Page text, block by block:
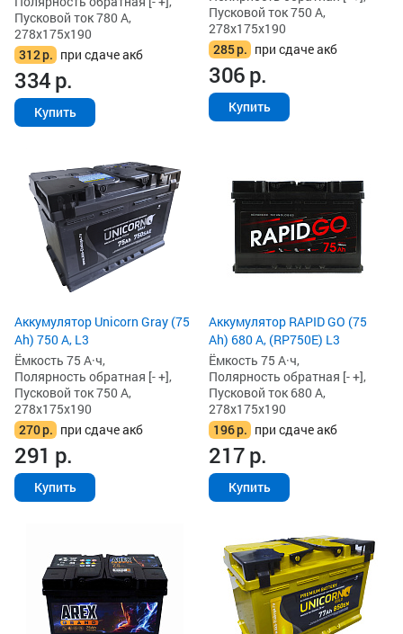
Пусковой ток 780 А,
278x175x190
312р. при сдаче акб
334р.
Купить
Пусковой ток 750 А,
278x175x190
285р. при сдаче акб
306р.
Купить
Аккумулятор Unicorn Gray (75
Ah) 750 А, L3
Ёмкость 75 А·ч,
Полярность обратная [- +],
Пусковой ток 750 А,
278x175x190
270р. при сдаче акб
291 р.
Купить
Аккумулятор RAPID GO (75
Ah) 680 А, (RP750E) L3
Ёмкость 75 А·ч,
Полярность обратная [- +],
Пусковой ток 680 А,
278x175x190
196р. при сдаче акб
217р.
Купить